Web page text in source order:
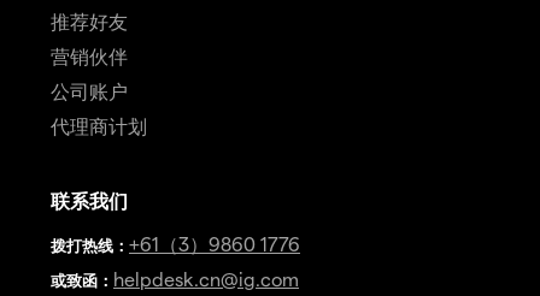
推荐好友
营销伙伴
公司账户
代理商计划
联系我们
拨打热线 ： +61（3）9860 1776
或致函： helpdesk.cn@ig.com